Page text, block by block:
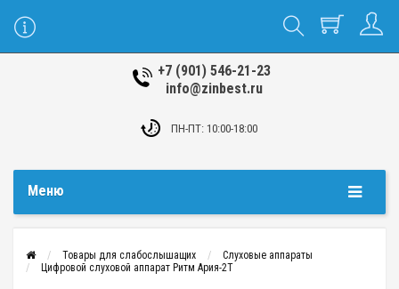
+7 (901) 546-21-23
info@zinbest.ru
ПН-ПТ: 10:00-18:00
Меню
Товары для слабослышащих
Слуховые аппараты
Цифровой слуховой аппарат Ритм Ария-2Т